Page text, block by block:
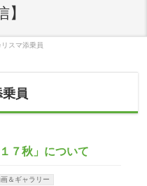
スマ添乗員
員
７秋」について
＆ギャラリー